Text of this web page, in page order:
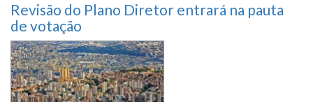
Revisão do Plano Diretor entrará na pauta
de votação